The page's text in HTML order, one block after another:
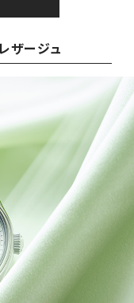
ザージュ